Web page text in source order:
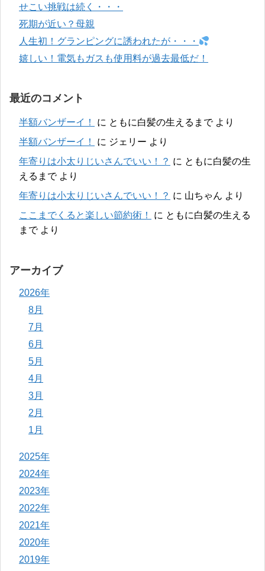
せこい挑戦は続く・・・
死期が近い？母親
人生初！グランピングに誘われたが・・・
嬉しい！電気もガスも使用料が過去最低だ！
最近のコメント
半額バンザーイ！ に ともに白髪の生えるまでより
半額バンザーイ！
に ジェリー より
年寄りは小太りじいさんでいい！？ に ともに白髪の生
えるまでより
年寄りは小太りじいさんでいい！？ に 山ちゃん より
ここまでくると楽しい節約術！
に ともに白髪の生える
までより
アーカイブ
2026年
8月
7月
6月
5月
4月
3月
2月
1月
2025年
2024年
2023年
2022年
2021年
2020年
2019年